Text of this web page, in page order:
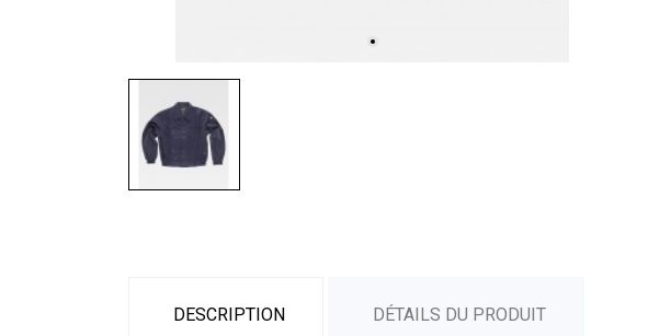
DESCRIPTION DÉTAILS DU PRODUIT